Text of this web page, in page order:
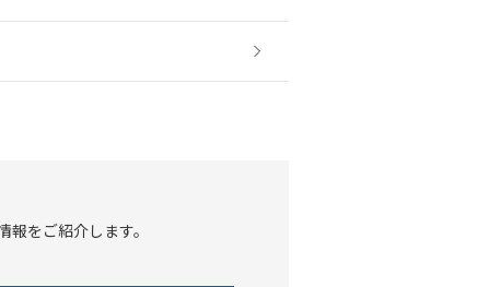
をご紹介します。